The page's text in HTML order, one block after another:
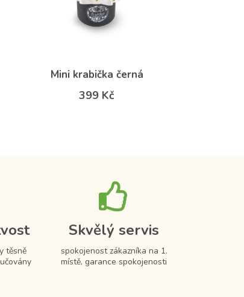
Mini krabička černá
399 Kč
těsně
Skvělý servis
spokojenost zákazníka na 1.
místě, garance spokojenosti